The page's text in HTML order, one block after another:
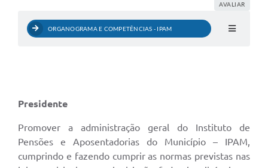
AVALIAR
ORGANOGRAMA E COMPETÊNCIAS - IPAM
Presidente
Promover a administração geral do Instituto de
Pensões e Aposentadorias do Município – IPAM,
cumprindo e fazendo cumprir as normas previstas nas